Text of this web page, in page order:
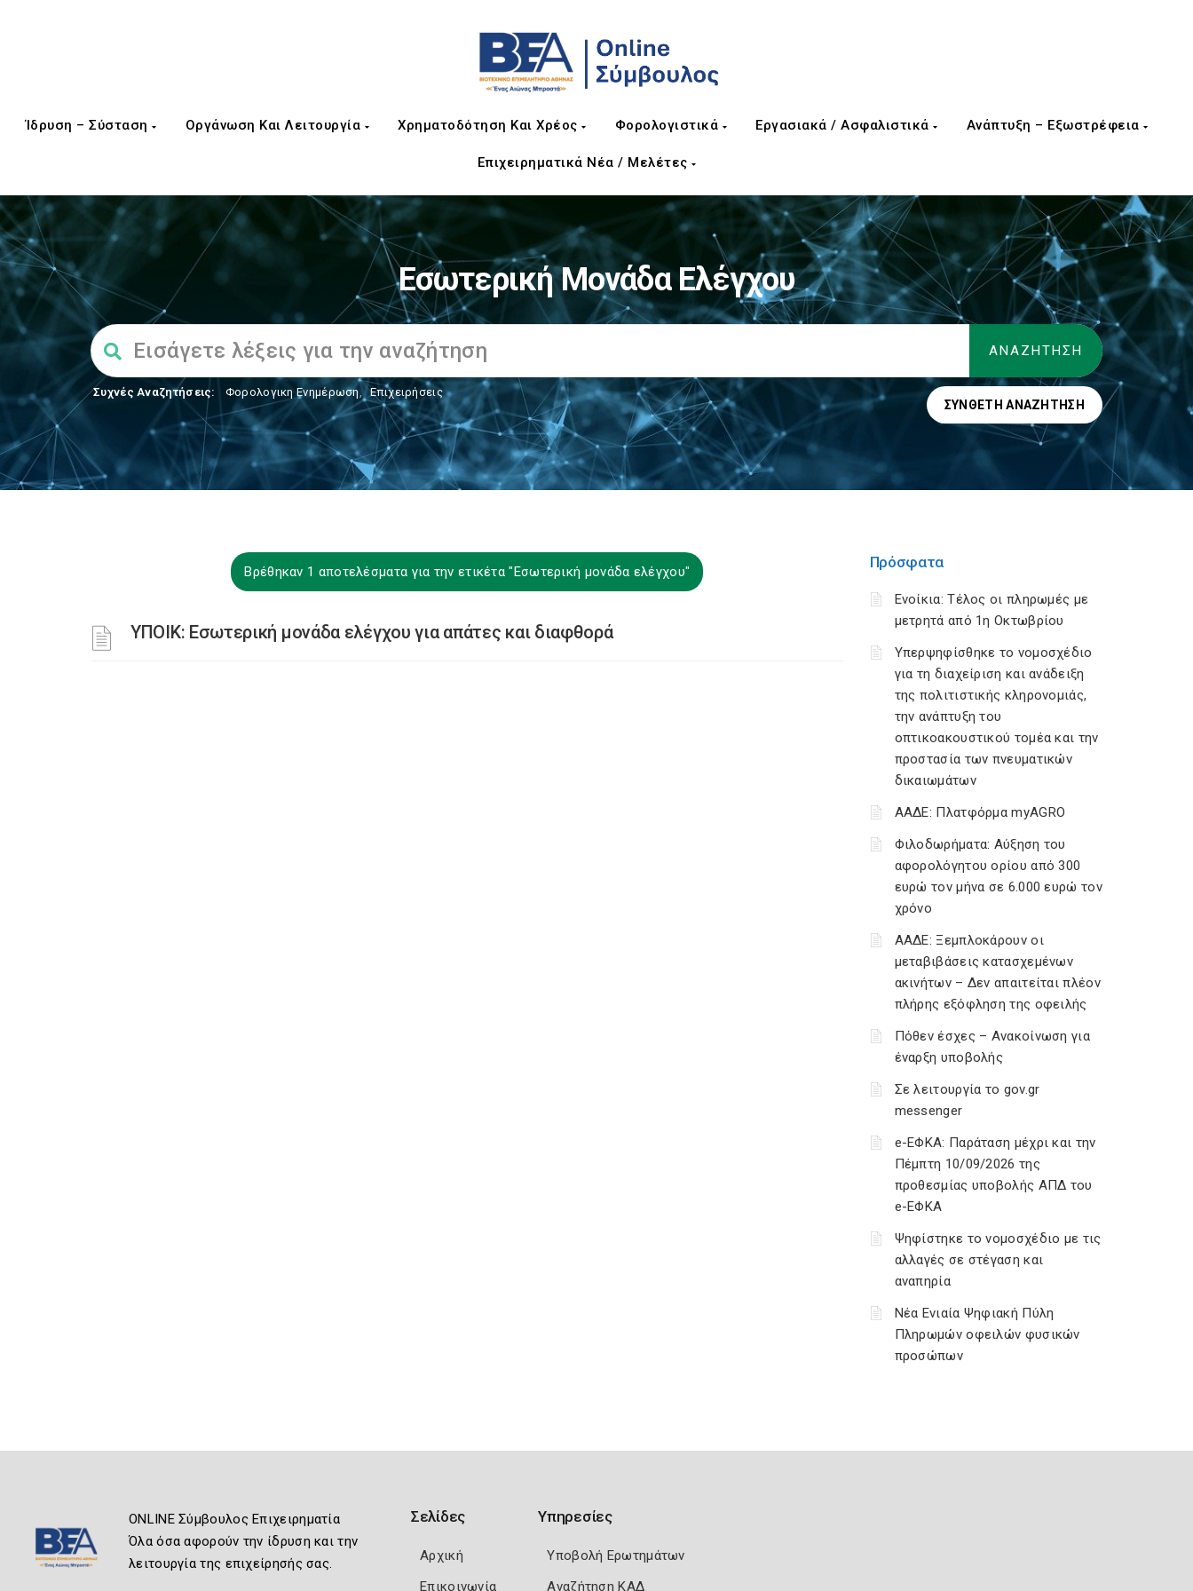
Ίδρυση – Σύσταση Οργάνωση Και Λειτουργία Χρηματοδότηση Και Χρέος Φορολογιστικά Εργασιακά / Ασφαλιστικά Ανάπτυξη – Εξωστρέφεια
Επιχειρηματικά Νέα / Μελέτες
Εσωτερική Μονάδα Ελέγχου
Συχνές Αναζητήσεις: Φορολογικη Ενημέρωση, Επιχειρήσεις
ΣΎΝΘΕΤΗ ΑΝΑΖΉΤΗΣΗ
Βρέθηκαν 1 αποτελέσματα για την ετικέτα "Εσωτερική μονάδα ελέγχου"
ΥΠΟΙΚ: Εσωτερική μονάδα ελέγχου για απάτες και διαφθορά
Πρόσφατα
Ενοίκια: Τέλος οι πληρωμές με
μετρητά από 1η Οκτωβρίου
Υπερψηφίσθηκε το νομοσχέδιο
για τη διαχείριση και ανάδειξη
της πολιτιστικής κληρονομιάς,
την ανάπτυξη του
οπτικοακουστικού τομέα και την
προστασία των πνευματικών
δικαιωμάτων
ΑΑΔΕ: Πλατφόρμα myAGRO
Φιλοδωρήματα: Αύξηση του
αφορολόγητου ορίου από 300
ευρώ τον μήνα σε 6.000 ευρώ τον
χρόνο
ΑΑΔΕ: Ξεμπλοκάρουν οι
μεταβιβάσεις κατασχεμένων
ακινήτων – Δεν απαιτείται πλέον
πλήρης εξόφληση της οφειλής
Πόθεν έσχες – Ανακοίνωση για
έναρξη υποβολής
Σε λειτουργία το gov.gr
messenger
e-ΕΦΚΑ: Παράταση μέχρι και την
Πέμπτη 10/09/2026 της
προθεσμίας υποβολής ΑΠΔ του
e-ΕΦΚΑ
Ψηφίστηκε το νομοσχέδιο με τις
αλλαγές σε στέγαση και
αναπηρία
Νέα Ενιαία Ψηφιακή Πύλη
Πληρωμών οφειλών φυσικών
προσώπων
ONLINE Σύμβουλος Επιχειρηματία
Όλα όσα αφορούν την ίδρυση και την
λειτουργία της επιχείρησής σας.
Σελίδες
Αρχική
Επικοινωνία
Υπηρεσίες
Υποβολή Ερωτημάτων
Αναζήτηση ΚΑΔ